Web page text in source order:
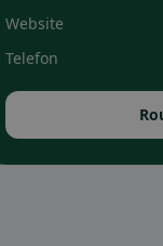
Website
Telefon